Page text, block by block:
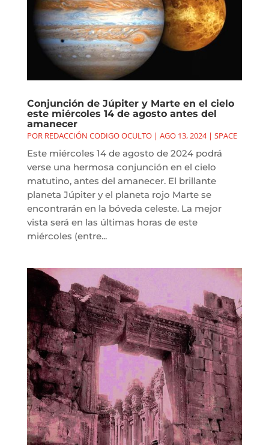
Conjunción de Júpiter y Marte en el cielo
este miércoles 14 de agosto antes del
amanecer
POR REDACCIÓN CODIGO OCULTO| AGO 13, 2024| SPACE
Este miércoles 14 de agosto de 2024 podrá
verse una hermosa conjunción en el cielo
matutino, antes del amanecer. El brillante
planeta Júpiter y el planeta rojo Marte se
encontrarán en la bóveda celeste. La mejor
vista será en las últimas horas de este
miércoles (entre...